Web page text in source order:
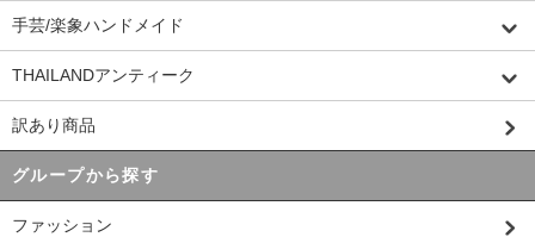
手芸/楽象ハンドメイド
THAILANDアンティーク
訳あり商品
グループから探す
ファッション